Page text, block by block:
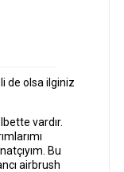
de olsa ilginiz
vardır.
Bu
airbrush